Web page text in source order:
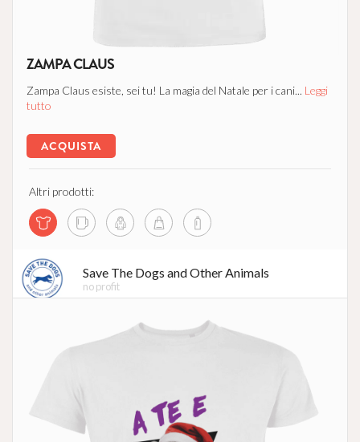
ZAMPA CLAUS
Zampa Claus esiste, sei tu! La magia del Natale per i cani... Leggi
tutto
ACQUISTA
Altri prodotti:
Save The Dogs and Other Animals
no profit